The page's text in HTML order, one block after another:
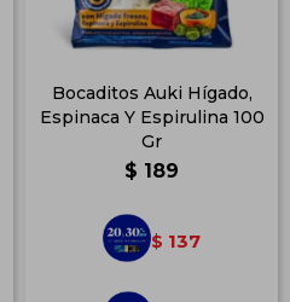
Bocaditos Auki Hígado,
Espinaca Y Espirulina 100
Gr
$ 189
$ 137